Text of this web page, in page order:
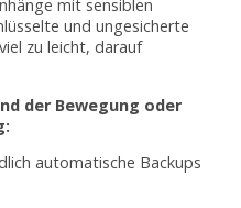
mit sensiblen
und ungesicherte
zu leicht, darauf
der Bewegung oder
automatische Backups